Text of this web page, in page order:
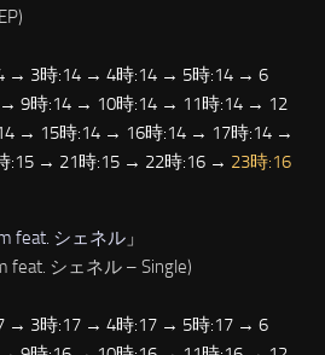
→ 3時:14 → 4時:14 → 5時:14 → 6
9時:14 → 10時:14 → 11時:14 → 12
→ 15時:14 → 16時:14 → 17時:14 →
:15 → 21時:15 → 22時:16 → 23時:16
feat. シェネル 」
feat. シェネル – Single)
→ 3時:17 → 4時:17 → 5時:17 → 6